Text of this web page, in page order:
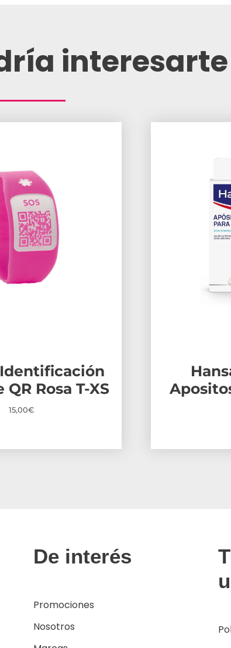
interesarte
Rosa T-XS
15,00€
De interés
Promociones
Nosotros